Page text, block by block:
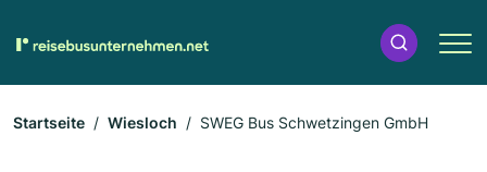
Startseite Wiesloch SWEG Bus Schwetzingen GmbH